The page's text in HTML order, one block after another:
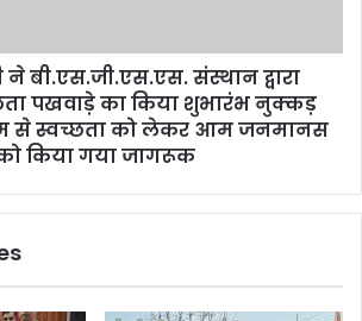
ने बी.एस.जी.एस.एस. संस्थान द्वारा
पखवाड़े का किया शुभारंभ नुक्कड़
से स्वच्छता को लेकर आम जनमानस
किया गया जागरूक